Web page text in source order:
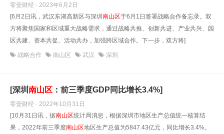
零壹财经 · 2023年6月2日
[6月2日讯，武汉东湖高新区与深圳 南山区于6月1日签署战略合作备忘录。双
方将聚焦国家和区域重大战略需求，通过战略共推、创新共进、产业共兴、园
区共建、资本共促、活动共办，加强跨区域合作。下一步，双方将]
战略合作 南山区 武汉 深圳
[深圳 南山区 ：前三季度GDP同比增长3.4%]
零壹财经 · 2022年10月31日
[10月31日讯，据南山区统计局消息，根据深圳市地区生产总值统一核算结
果，2022年前三季度南山区地区生产总值为5847.43亿元，同比增长3.4%。